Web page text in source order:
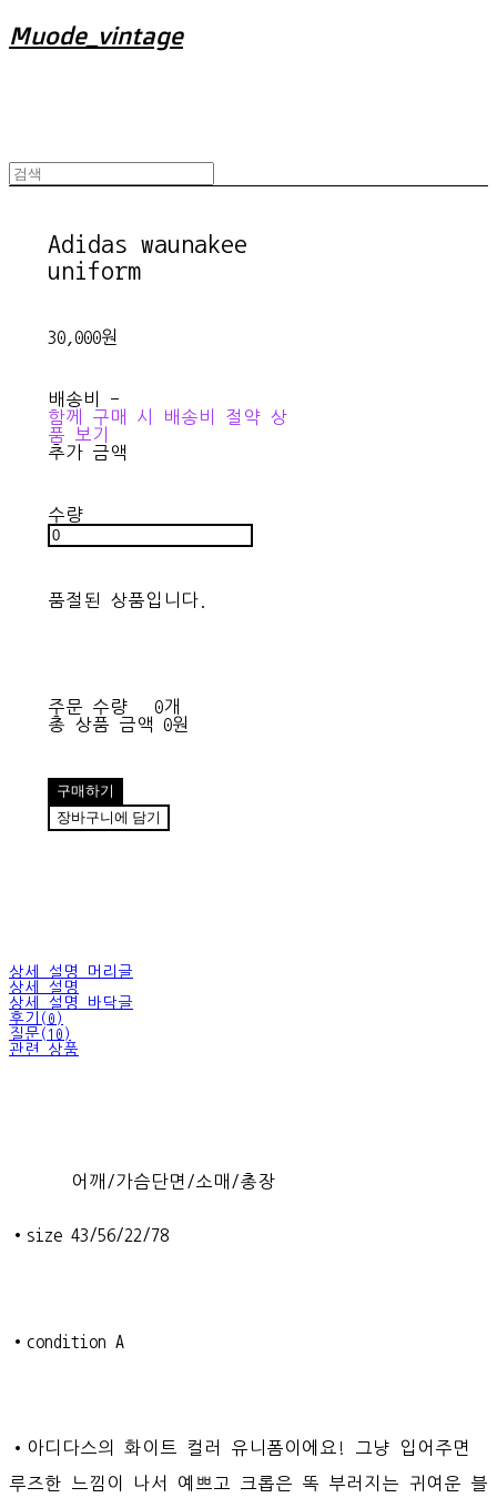
Muode_vintage
Adidas waunakee
uniform
30,000원
배송비 -
함께 구매 시 배송비 절약 상
품 보기
추가 금액
수량
품절된 상품입니다.
주문 수량
0개
총 상품 금액
0원
구매하기
장바구니에 담기
상세 설명 머리글
상세 설명
상세 설명 바닥글
후기(0)
질문(10)
관련 상품
어깨/가슴단면/소매/총장
•size 43/56/22/78
•condition A
•아디다스의 화이트 컬러 유니폼이에요! 그냥 입어주면
루즈한 느낌이 나서 예쁘고 크롭은 똑 부러지는 귀여운 블